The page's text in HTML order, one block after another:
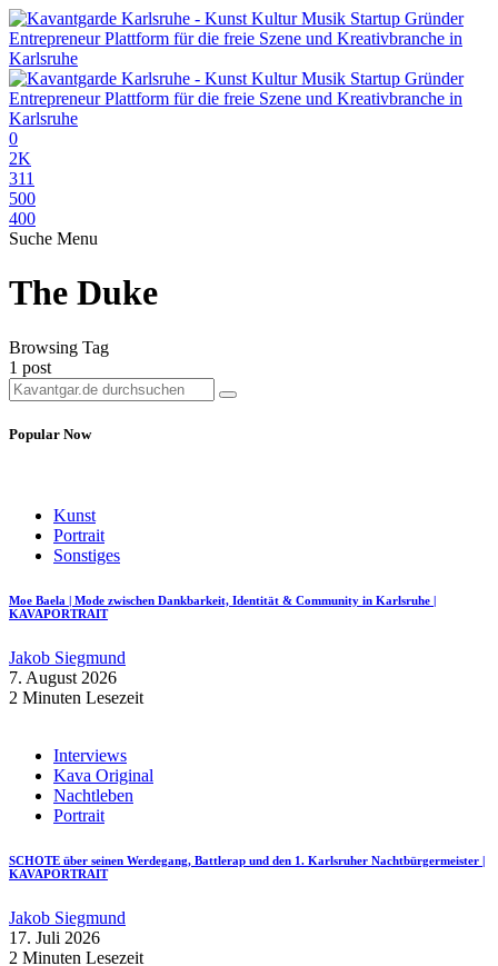
0
2K
311
500
400
Suche Menu
The Duke
Browsing Tag
1 post
Popular Now
Kunst
Portrait
Sonstiges
Moe Baela | Mode zwischen Dankbarkeit, Identität & Community in Karlsruhe |
KAVAPORTRAIT
Jakob Siegmund
7. August 2026
2 Minuten Lesezeit
Interviews
Kava Original
Nachtleben
Portrait
SCHOTE über seinen Werdegang, Battlerap und den 1. Karlsruher Nachtbürgermeister |
KAVAPORTRAIT
Jakob Siegmund
17. Juli 2026
2 Minuten Lesezeit